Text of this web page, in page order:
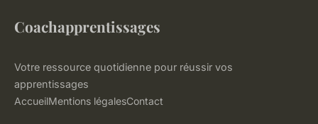
Coachapprentissages
Votre ressource quotidienne pour réussir vos
apprentissages
AccueilMentions légalesContact